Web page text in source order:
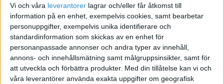
Vi och våra leverantorer lagrar och/eller får åtkomst till
information på en enhet, exempelvis cookies, samt bearbetar
personuppgifter, exempelvis unika identifierare och
standardinformation som skickas av en enhet för
personanpassade annonser och andra typer av innehåll,
annons- och innehållsmätning samt målgruppsinsikter, samt för
att utveckla och förbättra produkter. Med din tillåtelse kan vi och
våra leverantörer använda exakta uppgifter om geografisk
2019-01-08 17:37
Jag skulle hemskt gärna också vilja ha reda på
hur man går tillväga med just det som beskrivs
ovan.
Om du nu i efterhand har kommit underfund med